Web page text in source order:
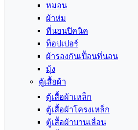
หมอน
ผ้าห่ม
ที่นอนปิคนิค
ท็อปเปอร์
ผ้ารองกันเปื้อนที่นอน
มุ้ง
ตู้เสื้อผ้า
ตู้เสื้อผ้าเหล็ก
ตู้เสื้อผ้าโครงเหล็ก
ตู้เสื้อผ้าบานเลื่อน